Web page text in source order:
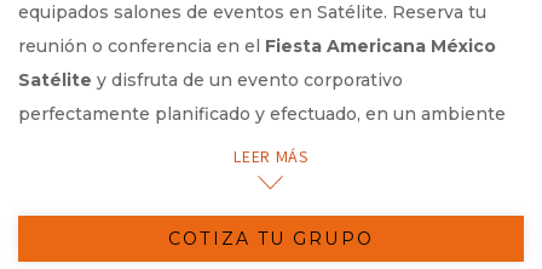
equipados salones de eventos en Satélite. Reserva tu
reunión o conferencia en el Fiesta Americana México
Satélite y disfruta de un evento corporativo
perfectamente planificado y efectuado, en un ambiente
de total confianza y comodidad.
Tu próxima gran cita corporativa merece un entorno
elegante y contemporáneo con tecnología y servicios de
LEER MÁS
COTIZA TU GRUPO